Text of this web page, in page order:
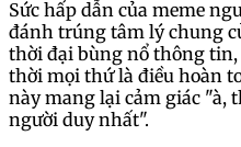
Sức hấp dẫn của meme
đánh trúng tâm lý chung
thời đại bùng nổ thông
thời mọi thứ là điều hoàn
này mang lại cảm giác
người duy nhất".